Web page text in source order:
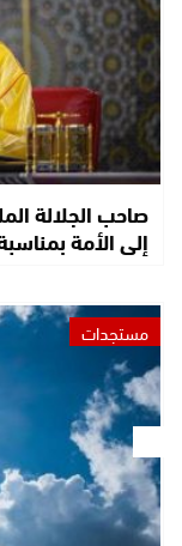
صاحب الجلالة
إلى الأمة
مستجدات